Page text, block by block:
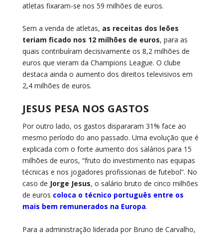
atletas fixaram-se nos 59 milhões de euros.
Sem a venda de atletas, as receitas dos leões
teriam ficado nos 12 milhões de euros, para as
quais contribuíram decisivamente os 8,2 milhões de
euros que vieram da Champions League. O clube
destaca ainda o aumento dos direitos televisivos em
2,4 milhões de euros.
JESUS PESA NOS GASTOS
Por outro lado, os gastos dispararam 31% face ao
mesmo período do ano passado. Uma evolução que é
explicada com o forte aumento dos salários para 15
milhões de euros, “fruto do investimento nas equipas
técnicas e nos jogadores profissionais de futebol”. No
caso de Jorge Jesus, o salário bruto de cinco milhões
de euros coloca o técnico português entre os
mais bem remunerados na Europa.
Para a administração liderada por Bruno de Carvalho,